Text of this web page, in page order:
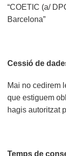
“COETIC (a/
Barcelona”
Cessió de
Mai no cedirem
que estiguem
hagis autoritzat
Temps de